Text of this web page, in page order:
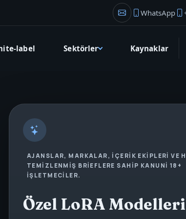
Kurucu e‑postası
WhatsApp
label Sektörler Kaynaklar
AJANSLAR, MARKALAR, IÇERIK EKIPLERI VE
TEMIZLENMIŞ BRIEFLERE SAHIP KANUNI 18+
IŞLETMECILER.
Özel LoRA Modelleri